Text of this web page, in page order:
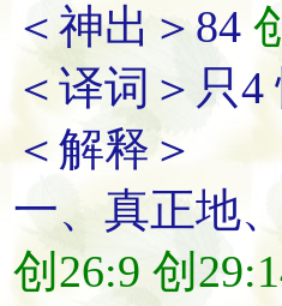
＜神出＞84
＜译词＞只
＜解释＞
一、 真正地、
创26:9 创